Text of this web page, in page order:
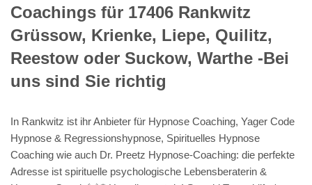
Coachings für 17406 Rankwitz
Grüssow, Krienke, Liepe, Quilitz,
Reestow oder Suckow, Warthe -Bei
uns sind Sie richtig
In Rankwitz ist ihr Anbieter für Hypnose Coaching, Yager Code
Hypnose & Regressionshypnose, Spirituelles Hypnose
Coaching wie auch Dr. Preetz Hypnose-Coaching: die perfekte
Adresse ist spirituelle psychologische Lebensberaterin &